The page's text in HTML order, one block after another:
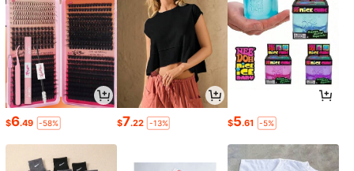
$6.49 -58% $7.22 -13% $5.61 -5%